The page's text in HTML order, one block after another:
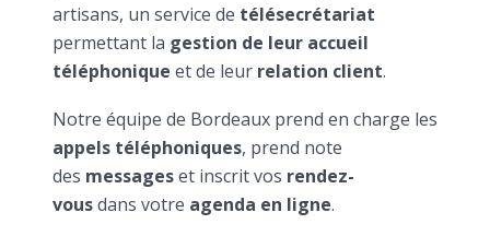
artisans, un service de télésecrétariat
permettant la gestion de leur accueil
téléphonique et de leur relation client.
Notre équipe de Bordeaux prend en charge les
appels téléphoniques, prend note
des messageset inscrit vos rendez-
vousdans votre agenda en ligne.